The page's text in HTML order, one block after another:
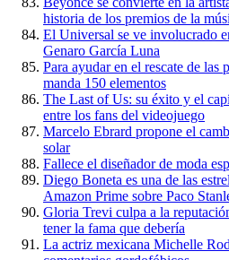
historia de los premios de la
El Universal se ve involucrado
Genaro García Luna
Para ayudar en el rescate de las
manda 150 elementos
The Last of Us: su éxito y el
entre los fans del videojuego
Marcelo Ebrard propone el
solar
Fallece el diseñador de moda
Diego Boneta es una de las
Amazon Prime sobre Paco
Gloria Trevi culpa a la
tener la fama que debería
La actriz mexicana Michelle